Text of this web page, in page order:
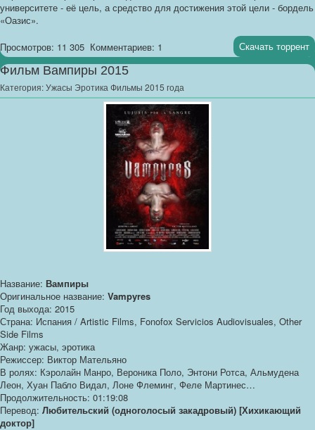
университете - её цель, а средство для достижения этой цели - бордель
«Оазис».
Просмотров: 11 305 Комментариев: 1 Скачать торрент
Фильм Вампиры 2015
Категория:Ужасы Эротика Фильмы 2015 года
Название: Вампиры
Оригинальное название: Vampyres
Год выхода: 2015
Страна: Испания / Artistic Films, Fonofox Servicios Audiovisuales, Other
Side Films
Жанр: ужасы, эротика
Режиссер: Виктор Мательяно
В ролях: Кэролайн Манро, Вероника Поло, Энтони Ротса, Альмудена
Леон, Хуан Пабло Видал, Лоне Флеминг, Феле Мартинес…
Продолжительность: 01:19:08
Перевод: Любительский (одноголосый закадровый) [Хихикающий
доктор]